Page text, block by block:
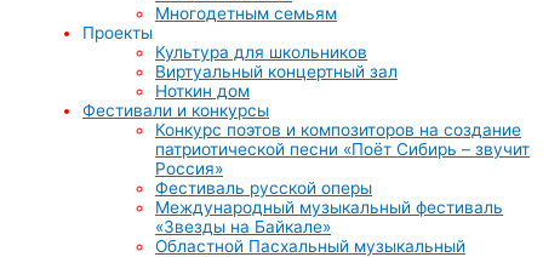
Многодетным семьям
Проекты
Культура для школьников
Виртуальный концертный зал
Ноткин дом
Фестивали и конкурсы
Конкурс поэтов и композиторов на создание
патриотической песни «Поёт Сибирь – звучит
Россия»
Фестиваль русской оперы
Международный музыкальный фестиваль
«Звезды на Байкале»
Областной Пасхальный музыкальный